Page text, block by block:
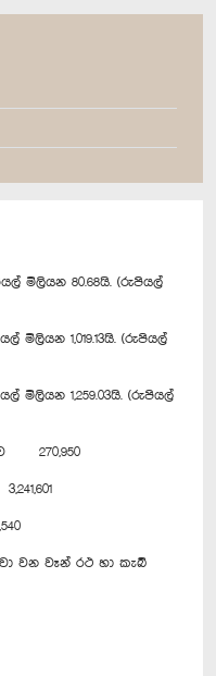
මිලියන 80.68යි. (රුපියල්
1,019.13යි. (රුපියල්
1,259.03යි. (රුපියල්
270,950
වන වෑන් රථ හා කැබ්